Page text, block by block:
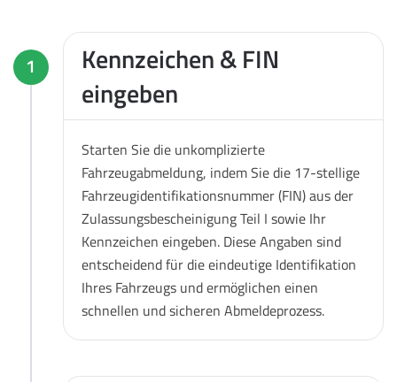
1
Kennzeichen & FIN
eingeben
Starten Sie die unkomplizierte
Fahrzeugabmeldung, indem Sie die 17-stellige
Fahrzeugidentifikationsnummer (FIN) aus der
Zulassungsbescheinigung Teil I sowie Ihr
Kennzeichen eingeben. Diese Angaben sind
entscheidend für die eindeutige Identifikation
Ihres Fahrzeugs und ermöglichen einen
schnellen und sicheren Abmeldeprozess.